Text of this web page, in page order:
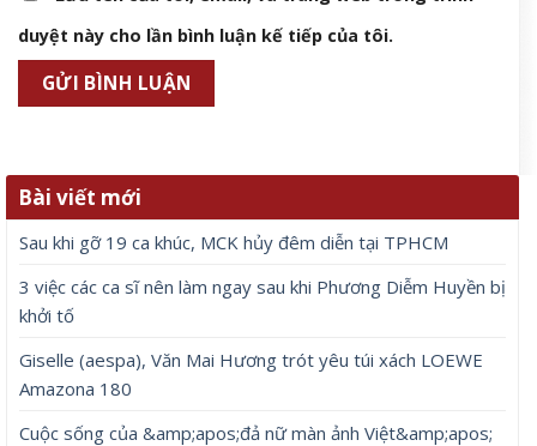
duyệt này cho lần bình luận kế tiếp của tôi.
Bài viết mới
Sau khi gỡ 19 ca khúc, MCK hủy đêm diễn tại TPHCM
3 việc các ca sĩ nên làm ngay sau khi Phương Diễm Huyền bị
khởi tố
Giselle (aespa), Văn Mai Hương trót yêu túi xách LOEWE
Amazona 180
Cuộc sống của &amp;apos;đả nữ màn ảnh Việt&amp;apos;